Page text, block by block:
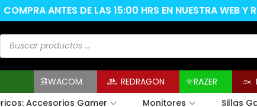
COMPRA ANTES DE LAS 15:00 HRS EN NUESTRA WEB Y
WACOM REDRAGON RAZER
Accesorios Gamer Monitores Sillas